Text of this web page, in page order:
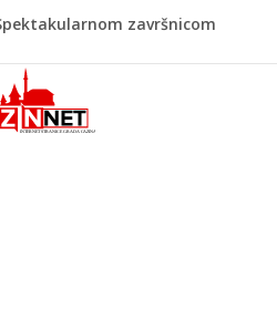
završnicom
preselila Rekić (Balić) Asima
kod Konjica: Požar se širi
dva helikoptera gase